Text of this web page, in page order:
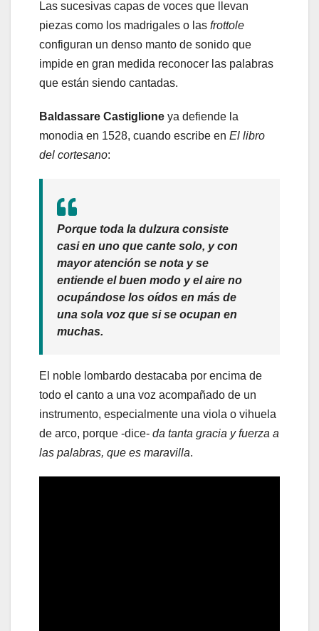
Las sucesivas capas de voces que llevan
piezas como los madrigales o las frottole
configuran un denso manto de sonido que
impide en gran medida reconocer las palabras
que están siendo cantadas.
Baldassare Castiglione ya defiende la
monodia en 1528, cuando escribe en El libro
del cortesano:
Porque toda la dulzura consiste
casi en uno que cante solo, y con
mayor atención se nota y se
entiende el buen modo y el aire no
ocupándose los oídos en más de
una sola voz que si se ocupan en
muchas.
El noble lombardo destacaba por encima de
todo el canto a una voz acompañado de un
instrumento, especialmente una viola o vihuela
de arco, porque -dice- da tanta gracia y fuerza a
las palabras, que es maravilla.